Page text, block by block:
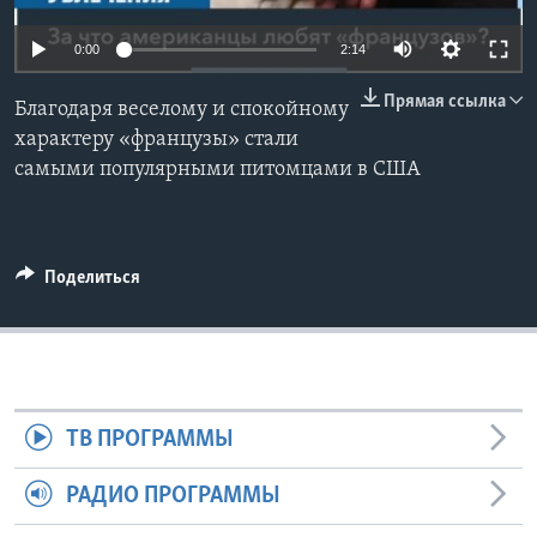
Learning English
СОЦИАЛЬНЫЕ СЕТИ
0:00 2:14
Прямая ссылка
Благодаря веселому и спокойному
характеру «французы» стали
самыми популярными питомцами в США
Поделиться
ТВ ПРОГРАММЫ
РАДИО ПРОГРАММЫ